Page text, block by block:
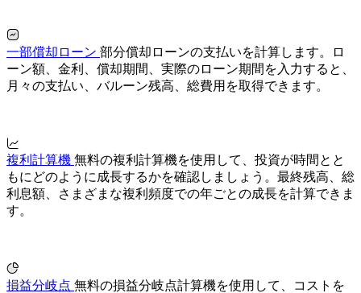
一部償却ローン 部分償却ローンの支払いを計算します。ロ
ーン額、金利、償却期間、実際のローン期間を入力すると、
月々の支払い、バルーン残高、総費用を取得できます。
複利計算機 無料の複利計算機を使用して、投資が時間とと
もにどのように成長するかを確認しましょう。最終残高、総
利息額、さまざまな複利頻度での年ごとの成長を計算できま
す。
損益分岐点 無料の損益分岐点計算機を使用して、コストを